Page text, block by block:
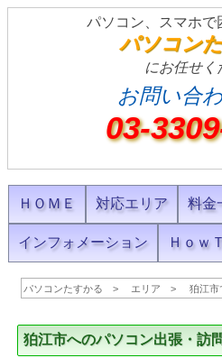
パソコン、スマホで
パソコン
にお任せく
お問い合
03-
ＨＯＭＥ 対応エリア 料金
インフォメーション Ｈｏｗ
パソコンたすかる エリア 狛江市
狛江市へのパソコン出張・訪